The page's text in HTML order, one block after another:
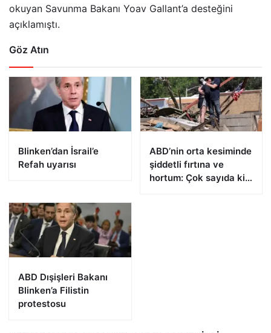
okuyan Savunma Bakanı Yoav Gallant’a desteğini
açıklamıştı.
Göz Atın
Blinken’dan İsrail’e
Refah uyarısı
ABD’nin orta kesiminde
şiddetli fırtına ve
hortum: Çok sayıda kişi
ABD Dışişleri Bakanı
Blinken’a Filistin
protestosu